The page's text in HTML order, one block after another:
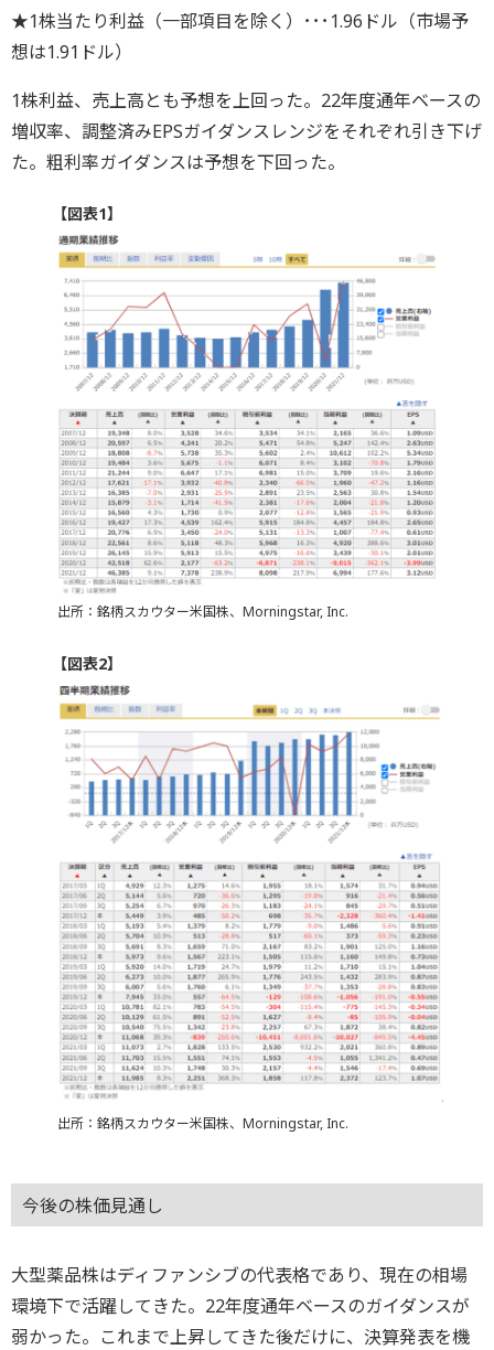
★1株当たり利益（一部項目を除く）･･･1.96ドル（市場予
想は1.91ドル）
1株利益、売上高とも予想を上回った。22年度通年ベースの
増収率、調整済みEPSガイダンスレンジをそれぞれ引き下げ
た。粗利率ガイダンスは予想を下回った。
【図表1】
出所：銘柄スカウター米国株、Morningstar, Inc.
【図表2】
出所：銘柄スカウター米国株、Morningstar, Inc.
今後の株価見通し
大型薬品株はディファンシブの代表格であり、現在の相場
環境下で活躍してきた。22年度通年ベースのガイダンスが
弱かった。これまで上昇してきた後だけに、決算発表を機